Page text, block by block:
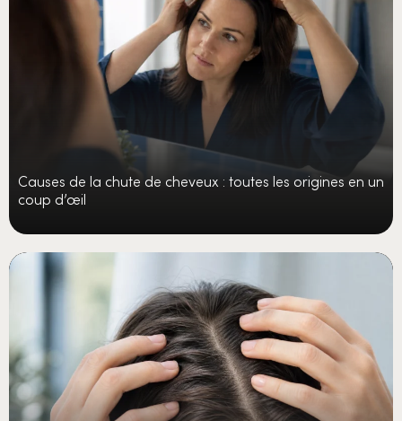
Causes de la chute de cheveux : toutes les origines en un
coup d’œil